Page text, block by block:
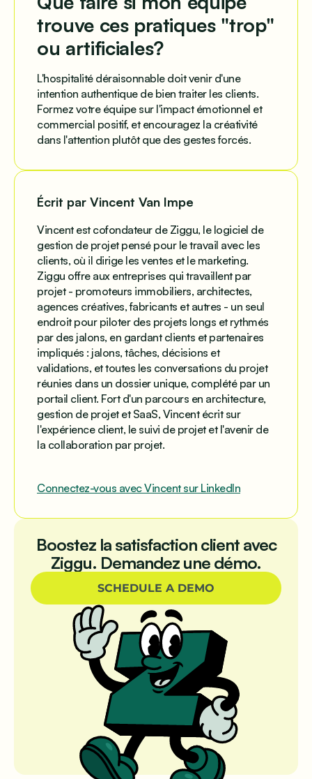
trouve ces pratiques "trop"
ou artificiales?
L'hospitalité déraisonnable doit venir d'une
intention authentique de bien traiter les clients.
Formez votre équipe sur l'impact émotionnel et
commercial positif, et encouragez la créativité
dans l'attention plutôt que des gestes forcés.
Écrit par Vincent Van Impe
Vincent est cofondateur de Ziggu, le logiciel de
gestion de projet pensé pour le travail avec les
clients, où il dirige les ventes et le marketing.
Ziggu offre aux entreprises qui travaillent par
projet - promoteurs immobiliers, architectes,
agences créatives, fabricants et autres - un seul
endroit pour piloter des projets longs et rythmés
par des jalons, en gardant clients et partenaires
impliqués : jalons, tâches, décisions et
validations, et toutes les conversations du projet
réunies dans un dossier unique, complété par un
portail client. Fort d'un parcours en architecture,
gestion de projet et SaaS, Vincent écrit sur
l'expérience client, le suivi de projet et l'avenir de
la collaboration par projet.
Connectez-vous avec Vincent sur LinkedIn
Boostez la satisfaction client avec
Ziggu. Demandez une démo.
SCHEDULE A DEMO